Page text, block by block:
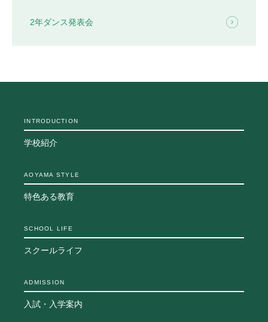
2年ダンス発表会
INTRODUCTION
学校紹介
AOYAMA STYLE
特色ある教育
SCHOOL LIFE
スクールライフ
ADMISSION
入試・入学案内